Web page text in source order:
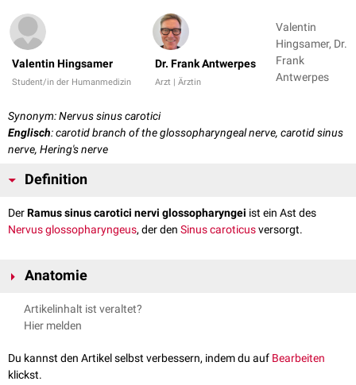
Valentin Hingsamer
Student/in der Humanmedizin
Dr. Frank Antwerpes
Arzt | Ärztin
Valentin
Hingsamer, Dr.
Frank
Antwerpes
Synonym: Nervus sinus carotici
Englisch: carotid branch of the glossopharyngeal nerve, carotid sinus
nerve, Hering's nerve
Definition
DerRamus sinus carotici nervi glossopharyngei ist ein Ast des
Nervus glossopharyngeus, der den Sinus caroticusversorgt.
Anatomie
Der Ramus sinus carotici entspringt am
glossopharyngeus und zieht in Richtung der
Pressorezeptoren , die für die Messung des arteriellen
Blutdruckes
verantwortlich sind. Der Ramus sinus carotici leitet die Informationen
Artikelinhalt ist veraltet?
Hier melden
Du kannst den Artikel selbst verbessern, indem du auf Bearbeiten
klickst.